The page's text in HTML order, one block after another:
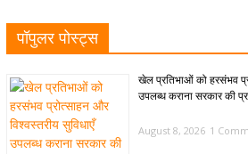
पॉपुलर पोस्ट्स
खेल प्रतिभाओं को हरसंभव
उपलब्ध कराना सरकार की
August 8, 2026 1